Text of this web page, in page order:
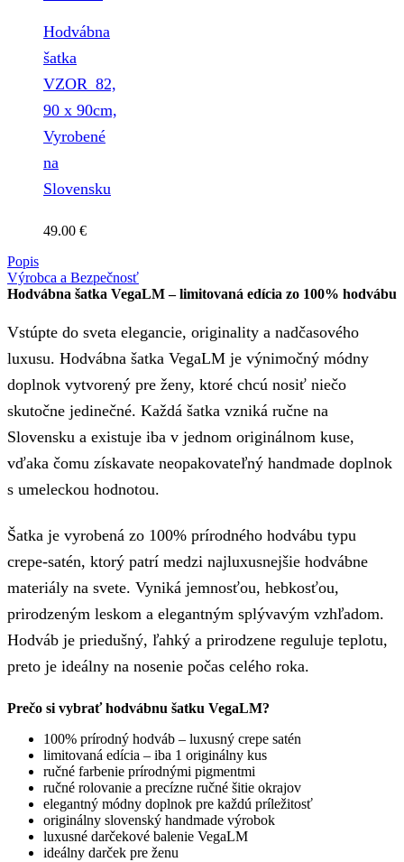
Hodvábna
šatka
VZOR_82,
90 x 90cm,
Vyrobené
na
Slovensku
49.00 €
Popis
Výrobca a Bezpečnosť
Hodvábna šatka VegaLM – limitovaná edícia zo 100% hodvábu
Vstúpte do sveta elegancie, originality a nadčasového
luxusu. Hodvábna šatka VegaLM je výnimočný módny
doplnok vytvorený pre ženy, ktoré chcú nosiť niečo
skutočne jedinečné. Každá šatka vzniká ručne na
Slovensku a existuje iba v jednom originálnom kuse,
vďaka čomu získavate neopakovateľný handmade doplnok
s umeleckou hodnotou.
Šatka je vyrobená zo 100% prírodného hodvábu typu
crepe-satén, ktorý patrí medzi najluxusnejšie hodvábne
materiály na svete. Vyniká jemnosťou, hebkosťou,
prirodzeným leskom a elegantným splývavým vzhľadom.
Hodváb je priedušný, ľahký a prirodzene reguluje teplotu,
preto je ideálny na nosenie počas celého roka.
Prečo si vybrať hodvábnu šatku VegaLM?
100% prírodný hodváb – luxusný crepe satén
limitovaná edícia – iba 1 originálny kus
ručné farbenie prírodnými pigmentmi
ručné rolovanie a precízne ručné šitie okrajov
elegantný módny doplnok pre každú príležitosť
originálny slovenský handmade výrobok
luxusné darčekové balenie VegaLM
ideálny darček pre ženu